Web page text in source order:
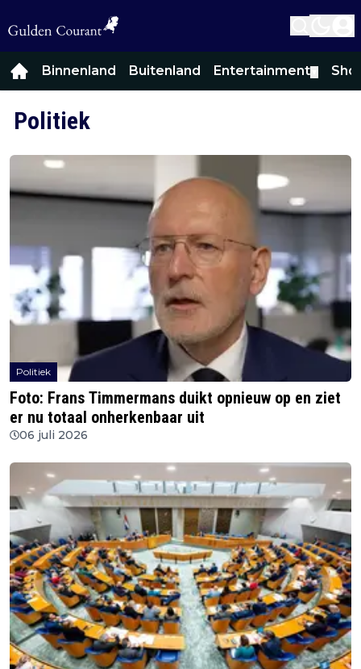
Binnenland Buitenland Entertainment
Politiek
Politiek
Foto: Frans Timmermans duikt opnieuw op en ziet
er nu totaal onherkenbaar uit
06 juli 2026